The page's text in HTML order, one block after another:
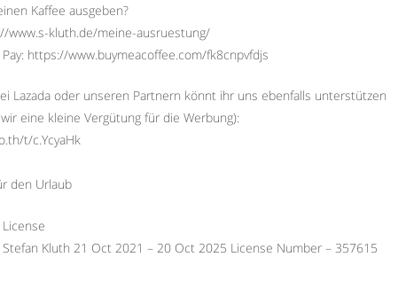
Kaffee ausgeben?
www.s-kluth.de/meine-ausruestung/
https://www.buymeacoffee.com/fk8cnpvfdjs
Lazada oder unseren Partnern könnt ihr uns ebenfalls unterstützen
eine kleine Vergütung für die Werbung):
t/c.YcyaHk
den Urlaub
Kluth 21 Oct 2021 – 20 Oct 2025 License Number – 357615